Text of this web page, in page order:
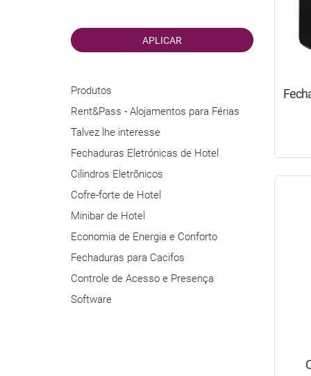
Produtos
Rent&Pass - Alojamentos para Férias
Talvez lhe interesse
Fechaduras Eletrónicas de Hotel
Cilindros Eletrônicos
Cofre-forte de Hotel
Minibar de Hotel
Economia de Energia e Conforto
Fechaduras para Cacifos
Controle de Acesso e Presença
Software